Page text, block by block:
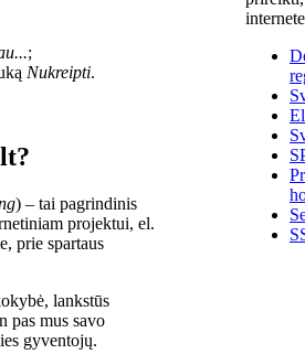
;
Nukreipti.
) – tai pagrindinis
projektui, el.
prie spartaus
lankstūs
pas mus savo
gyventojų.